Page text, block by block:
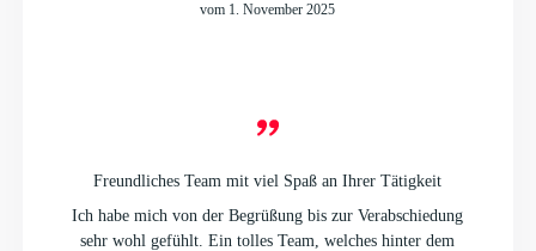
vom 1. November 2025
Freundliches Team mit viel Spaß an Ihrer Tätigkeit
Ich habe mich von der Begrüßung bis zur Verabschiedung
sehr wohl gefühlt. Ein tolles Team, welches hinter dem